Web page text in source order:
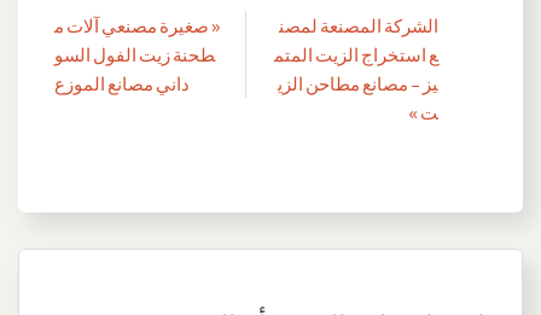
تصفّح
المقالات
« صغيرة مصنعي آلات م
طحنة زيت الفول السو
داني مصانع الموزع
الشركة المصنعة لمصن
ع استخراج الزيت المتم
يز – مصانع مطاحن الزي
ت »